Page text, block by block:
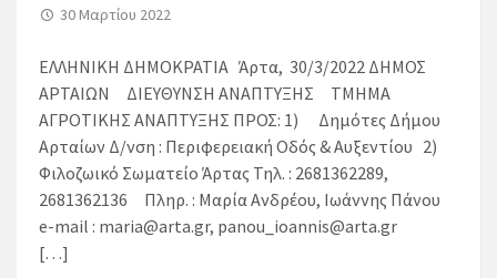
30 Μαρτίου 2022
ΕΛΛΗΝΙΚΗ ΔΗΜΟΚΡΑΤΙΑ Άρτα, 30/3/2022 ΔΗΜΟΣ
ΑΡΤΑΙΩΝ ΔΙΕΥΘΥΝΣΗ ΑΝΑΠΤΥΞΗΣ ΤΜΗΜΑ
ΑΓΡΟΤΙΚΗΣ ΑΝΑΠΤΥΞΗΣ ΠΡΟΣ: 1) Δημότες Δήμου
Αρταίων Δ/νση : Περιφερειακή Οδός & Αυξεντίου 2)
Φιλοζωικό Σωματείο Άρτας Τηλ. : 2681362289,
2681362136 Πληρ. : Μαρία Ανδρέου, Ιωάννης Πάνου
e-mail : maria@arta.gr, panou_ioannis@arta.gr
[…]